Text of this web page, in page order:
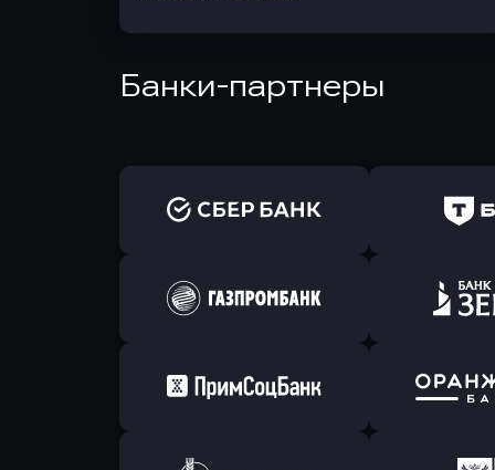
Банки-партнеры
Оправить заявку
в Сбербанк
в Т-Банк
Оправить заявку
в Газпромбанк
в
Оправить заявку